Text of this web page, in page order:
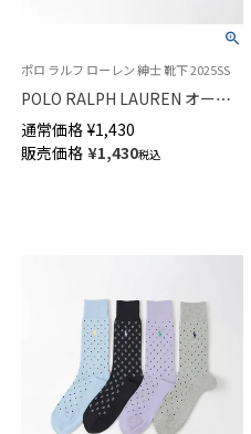
ポロ ラルフ ローレン 紳士 靴下 2025SS
POLO RALPH LAUREN オーガ
ニックコットン混 POLOロゴ
15cm丈 ショート丈 メンズ ソッ
クス 02022283
通常価格 ¥1,430
販売価格 ¥1,430税込